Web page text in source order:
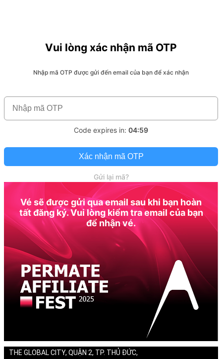
Vui lòng xác nhận mã OTP
Nhập mã OTP được gửi đến email của bạn để xác nhận
Code expires in: 04:59
Xác nhận mã OTP
Gửi lại mã?
Vé sẽ được gửi qua email sau khi bạn hoàn
tất đăng ký. Vui lòng kiểm tra email của bạn
để nhận vé.
THE GLOBAL CITY, QUẬN 2, TP. THỦ ĐỨC,